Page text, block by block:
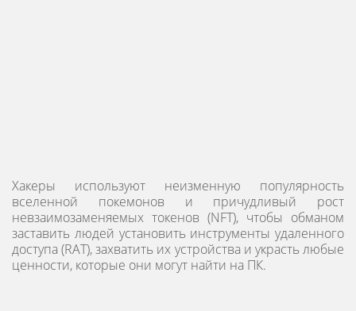
Хакеры используют неизменную популярность
вселенной покемонов и причудливый рост
невзаимозаменяемых токенов (NFT), чтобы обманом
заставить людей установить инструменты удаленного
доступа (RAT), захватить их устройства и украсть любые
ценности, которые они могут найти на ПК.